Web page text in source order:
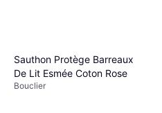
Sauthon Protège Barreaux
De Lit Esmée Coton Rose
Bouclier